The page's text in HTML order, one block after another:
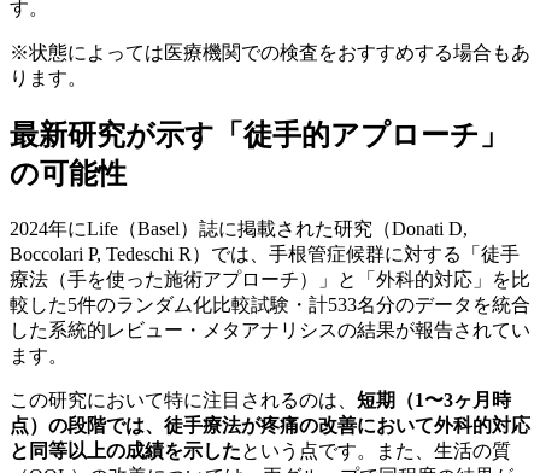
す。
※状態によっては医療機関での検査をおすすめする場合もあ
ります。
最新研究が示す「徒手的アプローチ」
の可能性
2024年にLife（Basel）誌に掲載された研究（Donati D,
Boccolari P, Tedeschi R）では、手根管症候群に対する「徒手
療法（手を使った施術アプローチ）」と「外科的対応」を比
較した5件のランダム化比較試験・計533名分のデータを統合
した系統的レビュー・メタアナリシスの結果が報告されてい
ます。
この研究において特に注目されるのは、 短期（1〜3ヶ月時
点）の段階では、徒手療法が疼痛の改善において外科的対応
と同等以上の成績を示したという点です。また、生活の質